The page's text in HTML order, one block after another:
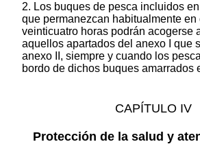
2. Los buques de pesca incluidos
que permanezcan habitualmente en
veinticuatro horas podrán acogerse
aquellos apartados del anexo I que
anexo II, siempre y cuando los
bordo de dichos buques amarrados
CAPÍTULO IV
Protección de la salud y